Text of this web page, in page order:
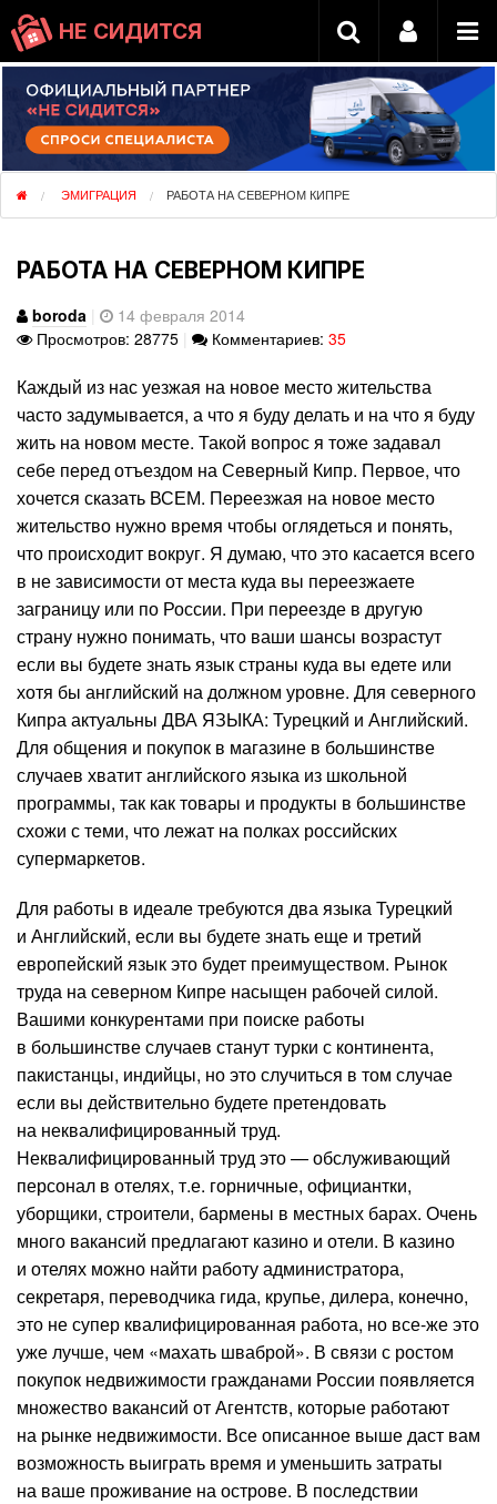
НЕ СИДИТСЯ
ЭМИГРАЦИЯ РАБОТА НА СЕВЕРНОМ КИПРЕ
РАБОТА НА СЕВЕРНОМ КИПРЕ
boroda
14 февраля 2014
Просмотров: 28775
Комментариев: 35
Каждый из нас уезжая на новое место жительства
часто задумывается, а что я буду делать и на что я буду
жить на новом месте. Такой вопрос я тоже задавал
себе перед отъездом на Северный Кипр. Первое, что
хочется сказать ВСЕМ. Переезжая на новое место
жительство нужно время чтобы оглядеться и понять,
что происходит вокруг. Я думаю, что это касается всего
в не зависимости от места куда вы переезжаете
заграницу или по России. При переезде в другую
страну нужно понимать, что ваши шансы возрастут
если вы будете знать язык страны куда вы едете или
хотя бы английский на должном уровне. Для северного
Кипра актуальны ДВА ЯЗЫКА: Турецкий и Английский.
Для общения и покупок в магазине в большинстве
случаев хватит английского языка из школьной
программы, так как товары и продукты в большинстве
схожи с теми, что лежат на полках российских
супермаркетов.
Для работы в идеале требуются два языка Турецкий
и Английский, если вы будете знать еще и третий
европейский язык это будет преимуществом. Рынок
труда на северном Кипре насыщен рабочей силой.
Вашими конкурентами при поиске работы
в большинстве случаев станут турки с континента,
пакистанцы, индийцы, но это случиться в том случае
если вы действительно будете претендовать
на неквалифицированный труд.
Неквалифицированный труд это — обслуживающий
персонал в отелях, т.е. горничные, официантки,
уборщики, строители, бармены в местных барах. Очень
много вакансий предлагают казино и отели. В казино
и отелях можно найти работу администратора,
секретаря, переводчика гида, крупье, дилера, конечно,
это не супер квалифицированная работа, но все-же это
уже лучше, чем «махать шваброй». В связи с ростом
покупок недвижимости гражданами России появляется
множество вакансий от Агентств, которые работают
на рынке недвижимости. Все описанное выше даст вам
возможность выиграть время и уменьшить затраты
на ваше проживание на острове. В последствии